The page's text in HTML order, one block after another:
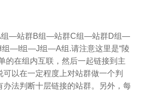
组—站群B组—站群C组—站群D组—
—I组—J组—A组.请注意这里是“陵
的在组内互联，然后一起链接到主
以在一定程度上对站群做一个判
办法判断十层链接的站群。另外，每